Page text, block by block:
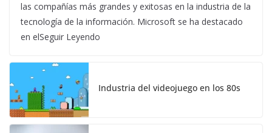
las compañías más grandes y exitosas en la industria de la
tecnología de la información. Microsoft se ha destacado
en elSeguir Leyendo
Industria del videojuego en los 80s